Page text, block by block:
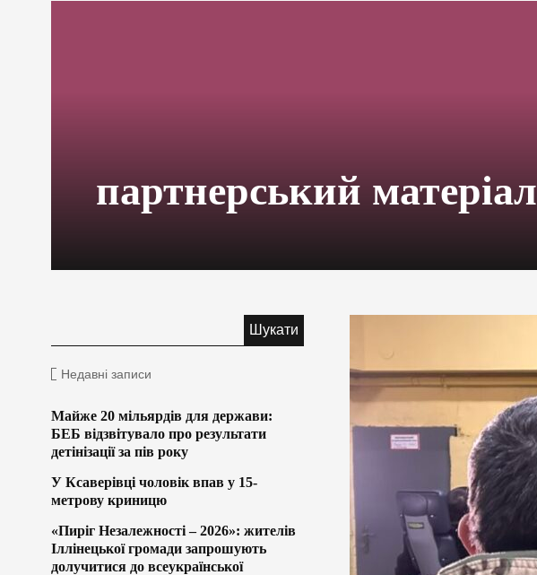
партнерський матеріал
Недавні записи
Майже 20 мільярдів для держави:
БЕБ відзвітувало про результати
детінізації за пів року
У Ксаверівці чоловік впав у 15-
метрову криницю
«Пиріг Незалежності – 2026»: жителів
Іллінецької громади запрошують
долучитися до всеукраїнської